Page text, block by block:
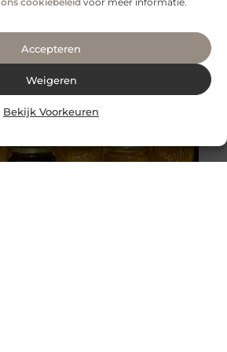
Accepteren
Weigeren
Bekijk Voorkeuren